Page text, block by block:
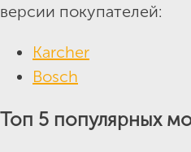
версии покупателей:
Karcher
Bosch
Топ 5 популярных